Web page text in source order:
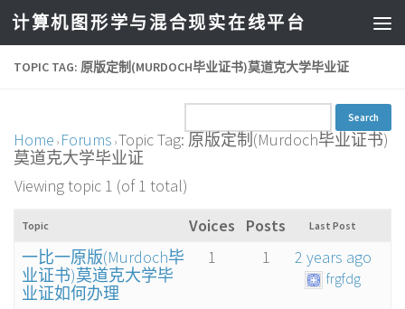
计算机图形学与混合现实在线平台
TOPIC TAG: 原版定制(MURDOCH毕业证书)莫道克大学毕业证
Home › Forums ›Topic Tag: 原版定制(Murdoch毕业证书)
莫道克大学毕业证
Viewing topic 1 (of 1 total)
Topic Voices Posts Last Post
一比一原版(Murdoch毕
业证书)莫道克大学毕
业证如何办理
1 1 2 years ago
frgfdg